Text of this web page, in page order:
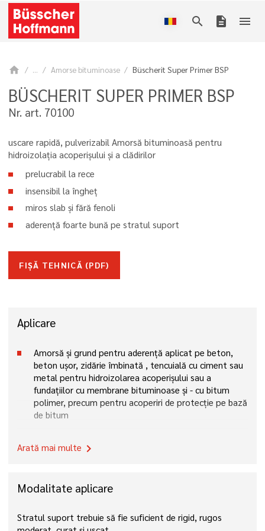
search description menu
home ... Amorse bituminoase Büscherit Super Primer BSP
BÜSCHERIT SUPER PRIMER BSP
Nr. art. 70100
uscare rapidă, pulverizabil Amorsă bituminoasă pentru
hidroizolația acoperișului și a clădirilor
prelucrabil la rece
insensibil la îngheț
miros slab și fără fenoli
aderență foarte bună pe stratul suport
FIȘĂ TEHNICĂ (PDF)
Aplicare
Amorsă și grund pentru aderență aplicat pe beton,
beton ușor, zidărie îmbinată , tencuială cu ciment sau
metal pentru hidroizolarea acoperișului sau a
fundațiilor cu membrane bituminoase și - cu bitum
polimer, precum pentru acoperiri de protecție pe bază
de bitum
Arată mai multe chevron_right
Modalitate aplicare
Stratul suport trebuie să fie suficient de rigid, rugos